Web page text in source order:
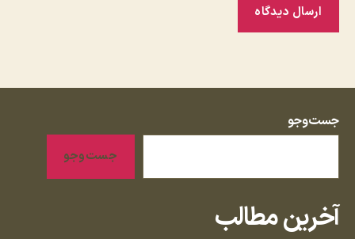
جست‌وجو
جست‌وجو
آخرین مطالب